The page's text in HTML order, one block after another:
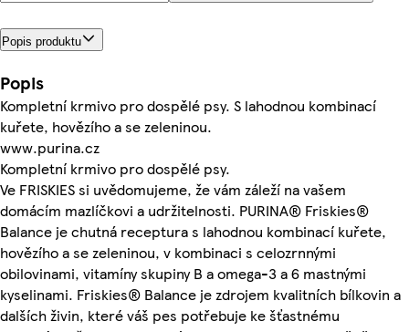
Popis produktu
Popis
Kompletní krmivo pro dospělé psy. S lahodnou kombinací
kuřete, hovězího a se zeleninou.
www.purina.cz
Kompletní krmivo pro dospělé psy.
Ve FRISKIES si uvědomujeme, že vám záleží na vašem
domácím mazlíčkovi a udržitelnosti. PURINA® Friskies®
Balance je chutná receptura s lahodnou kombinací kuřete,
hovězího a se zeleninou, v kombinaci s celozrnnými
obilovinami, vitamíny skupiny B a omega-3 a 6 mastnými
kyselinami. Friskies® Balance je zdrojem kvalitních bílkovin a
dalších živin, které váš pes potřebuje ke šťastnému